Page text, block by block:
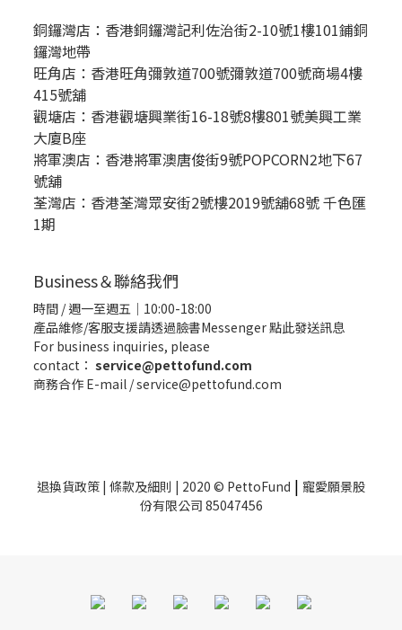
銅鑼灣店： 香港銅鑼灣記利佐治街2-10號1樓101鋪銅
鑼灣地帶
旺角店：香港旺角彌敦道700號彌敦道700號商場4樓
415號舖
觀塘店：香港觀塘興業街16-18號8樓801號美興工業
大廈B座
將軍澳店：香港將軍澳唐俊街9號POPCORN2地下67
號舖
荃灣店：香港荃灣眾安街2號樓2019號舖68號 千色匯
1期
Business＆聯絡我們
時間 / 週一至週五｜10:00-18:00
產品維修/客服支援請透過臉書Messenger點此發送訊息
For business inquiries, please
contact： service@pettofund.com
商務合作 E-mail / service@pettofund.com
退換貨政策 | 條款及細則 | 2020 © PettoFund | 寵愛願景股
份有限公司 85047456